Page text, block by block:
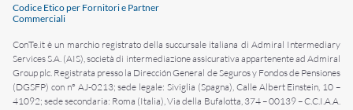
La data di scadenza della polizza eventualmente
già sottoscritta;
La Classe di merito universale (CU);
Codice Etico per Fornitori e Partner
Commerciali
ConTe.it è un marchio registrato della succursale italiana di Admiral Intermediary
Services S.A. (AIS), società di intermediazione assicurativa appartenente ad Admiral
Group plc. Registrata presso la Dirección General de Seguros y Fondos de Pensiones
(DGSFP) con n° AJ-0213; sede legale: Siviglia (Spagna), Calle Albert Einstein, 10 –
41092; sede secondaria: Roma (Italia), Via della Bufalotta, 374 – 00139 – C.C.I.A.A.